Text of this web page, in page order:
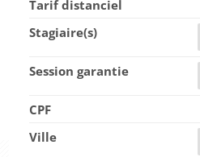
Tarif distanciel
Stagiaire(s)
Session garantie
CPF
Ville